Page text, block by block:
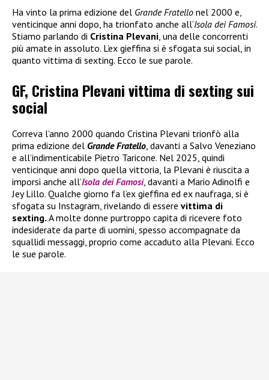
Ha vinto la prima edizione del Grande Fratello nel 2000 e,
venticinque anni dopo, ha trionfato anche all’Isola dei Famosi.
Stiamo parlando di Cristina Plevani , una delle concorrenti
più amate in assoluto. L’ex gieffina si è sfogata sui social, in
quanto vittima di sexting. Ecco le sue parole.
GF, Cristina Plevani vittima di sexting sui
social
Correva l’anno 2000 quando Cristina Plevani trionfò alla
prima edizione del Grande Fratello , davanti a Salvo Veneziano
e all’indimenticabile Pietro Taricone. Nel 2025, quindi
venticinque anni dopo quella vittoria, la Plevani è riuscita a
imporsi anche all’Isola dei Famosi, davanti a Mario Adinolfi e
Jey Lillo. Qualche giorno fa l’ex gieffina ed ex naufraga, si è
sfogata su Instagram, rivelando di essere vittima di
sexting. A molte donne purtroppo capita di ricevere foto
indesiderate da parte di uomini, spesso accompagnate da
squallidi messaggi, proprio come accaduto alla Plevani. Ecco
le sue parole.